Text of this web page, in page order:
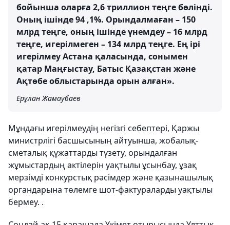
бойынша оларға 2,6 триллион теңге бөлінді.
Оның ішінде 94 ,1%. Орындалмаған – 150
млрд теңге, оның ішінде үнемдеу – 16 млрд
теңге, игерілмеген – 134 млрд теңге. Ең ірі
игерілмеу Астана қаласында, сонымен
қатар Маңғыстау, Батыс Қазақстан және
Ақтөбе облыстарында орын алған».
Ерұлан Жамаубаев
Мұндағы игерілмеудің негізгі себептері, Қаржы
министрлігі басшысының айтуынша, жобалық-
сметалық құжаттарды түзету, орындалған
жұмыстардың актілерін уақтылы ұсынбау, ұзақ
мерзімді конкурстық рәсімдер және қазынашылық
органдарына төлемге шот-фактураларды уақтылы
бермеу. .